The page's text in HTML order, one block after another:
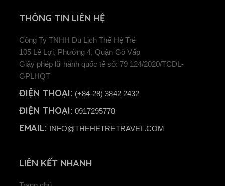
THÔNG TIN LIÊN HỆ
Công Ty TNHH Du Lịch Thế Hệ Trẻ
105 Lê Lợi, Phường 4, Quận Gò Vấp
Giấy phép lữ hành quốc tế số: 79 124/2020/TCDL-
GPLHQT
ĐIỆN THOẠI: (+84-28) 3842 2432
ĐIỆN THOẠI: 0917295778
EMAIL: INFO@THEHETRETRAVEL.COM
LIÊN KẾT NHANH